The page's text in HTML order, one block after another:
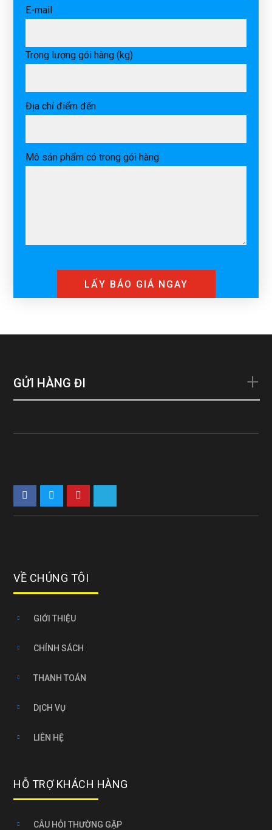
E-mail
Trọng lượng gói hàng (kg)
Địa chỉ điểm đến
Mô sản phẩm có trong gói hàng
GỬI HÀNG ĐI
VỀ CHÚNG TÔI
GIỚI THIỆU
CHÍNH SÁCH
THANH TOÁN
DỊCH VỤ
LIÊN HỆ
HỖ TRỢ KHÁCH HÀNG
CÂU HỎI THƯỜNG GẶP